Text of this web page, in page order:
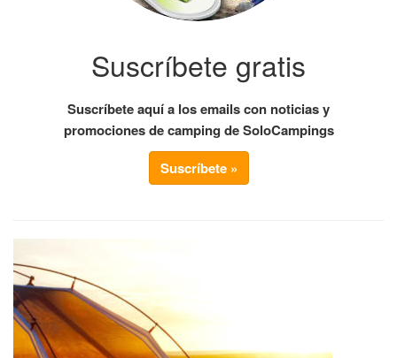
Suscríbete gratis
Suscríbete aquí a los emails con noticias y
promociones de camping de SoloCampings
Suscríbete »